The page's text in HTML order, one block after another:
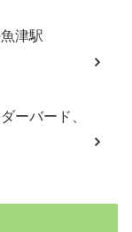
津駅
ーバード、